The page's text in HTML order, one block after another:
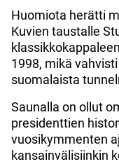
Huomiota herätti
Kuvien taustalle
1998, mikä
suomalaista
Saunalla on ollut
presidenttien
vuosikymmenten
kansainvälisiinkin